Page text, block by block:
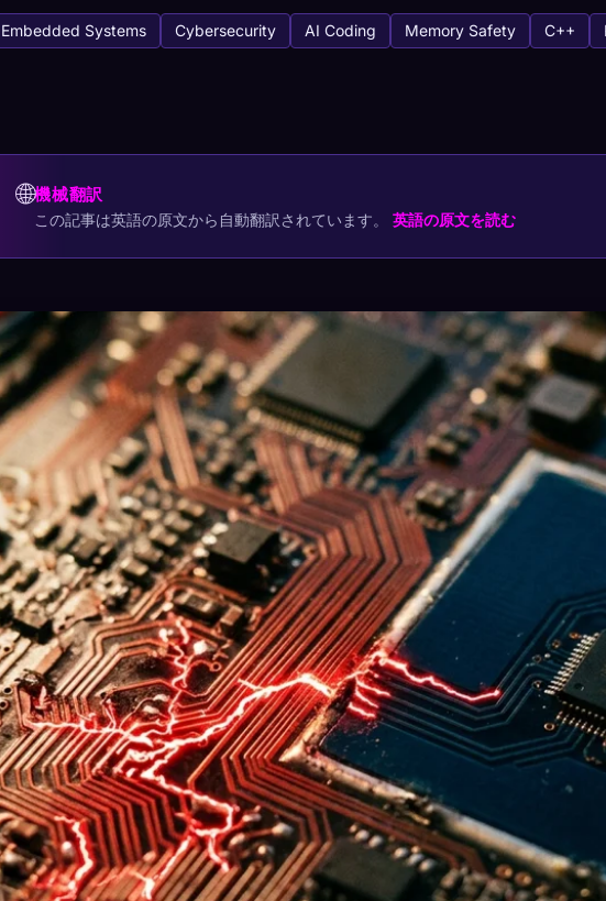
Embedded Systems Cybersecurity AI Coding Memory Safety C++
🌐機械翻訳
この記事は英語の原文から自動翻訳されています。 英語の原文を読む
🧬Xeno Database
0 12 -